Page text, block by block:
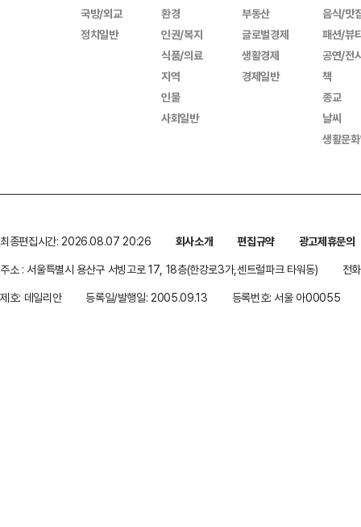
국방/외교
정치일반
환경
인권/복지
식품/의료
지역
인물
사회일반
부동산
글로벌경제
생활경제
경제일반
음식/맛
패션/뷰
공연/전
책
종교
날씨
생활문
최종편집시간: 2026.08.07 20:26 회사소개 편집규약
광고제휴문의
주소 : 서울특별시 용산구 서빙고로 17, 18층(한강로3가,센트럴파크 타워동)
전
제호: 데일리안
등록일/발행일: 2005.09.13 등록번호: 서울 아00055